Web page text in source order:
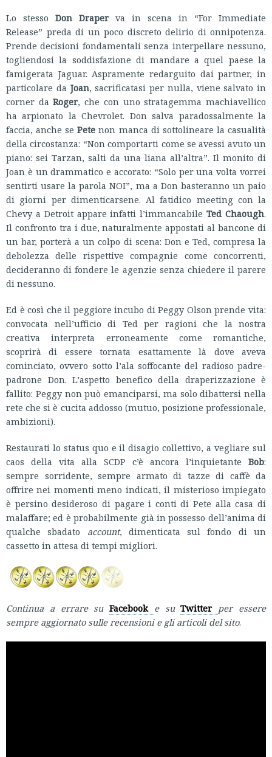
Lo stesso Don Draperva in scena in “For Immediate
Release” preda di un poco discreto delirio di onnipotenza.
Prende decisioni fondamentali senza interpellare nessuno,
togliendosi la soddisfazione di mandare a quel paese la
famigerata Jaguar. Aspramente redarguito dai partner, in
particolare da Joan, sacrificatasi per nulla, viene salvato in
corner daRoger, che con uno stratagemma machiavellico
ha arpionato la Chevrolet. Don salva paradossalmente la
faccia, anche sePete non manca di sottolineare la casualità
della circostanza: “Non comportarti come se avessi avuto un
piano: sei Tarzan, salti da una liana all’altra”. Il monito di
Joan è un drammatico e accorato: “Solo per una volta vorrei
sentirti usare la parola NOI”, ma a Don basteranno un paio
di giorni per dimenticarsene. Al fatidico meeting con la
Chevy a Detroit appare infatti l’immancabileTed Chaough.
Il confronto tra i due, naturalmente appostati al bancone di
un bar, porterà a un colpo di scena: Don e Ted, compresa la
debolezza delle rispettive compagnie come concorrenti,
decideranno di fondere le agenzie senza chiedere il parere
di nessuno.
Ed è così che il peggiore incubo di Peggy Olson prende vita:
convocata nell’ufficio di Ted per ragioni che la nostra
creativa interpreta erroneamente come romantiche,
scoprirà di essere tornata esattamente là dove aveva
cominciato, ovvero sotto l’ala soffocante del radioso padre-
padrone Don. L’aspetto benefico della draperizzazione è
fallito: Peggy non può emanciparsi, ma solo dibattersi nella
rete che si è cucita addosso (mutuo, posizione professionale,
ambizioni).
Restaurati lo status quo e il disagio collettivo, a vegliare sul
caos della vita alla SCDP c’è ancora l’inquietante Bob:
sempre sorridente, sempre armato di tazze di caffè da
offrire nei momenti meno indicati, il misterioso impiegato
è persino desideroso di pagare i conti di Pete alla casa di
malaffare; ed è probabilmente già in possesso dell’anima di
qualche sbadato account, dimenticata sul fondo di un
cassetto in attesa di tempi migliori.
Continua a errare su Facebook e su Twitter per essere
sempre aggiornato sulle recensioni e gli articoli del sito.